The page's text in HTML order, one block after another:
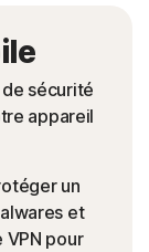
sécurité
appareil
un
et
VPN pour